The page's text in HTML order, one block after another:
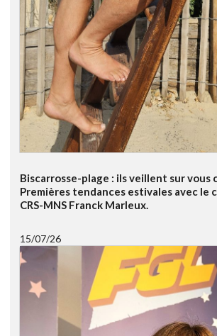
Biscarrosse-plage : ils veillent sur vous
Premières tendances estivales avec le
CRS-MNS Franck Marleux.
15/07/26